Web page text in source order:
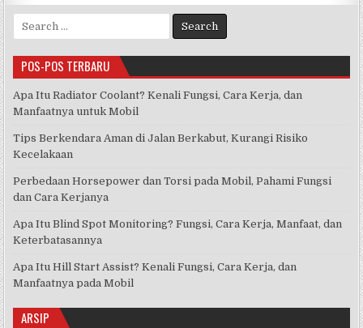
Search
for:
POS-POS TERBARU
Apa Itu Radiator Coolant? Kenali Fungsi, Cara Kerja, dan
Manfaatnya untuk Mobil
Tips Berkendara Aman di Jalan Berkabut, Kurangi Risiko
Kecelakaan
Perbedaan Horsepower dan Torsi pada Mobil, Pahami Fungsi
dan Cara Kerjanya
Apa Itu Blind Spot Monitoring? Fungsi, Cara Kerja, Manfaat, dan
Keterbatasannya
Apa Itu Hill Start Assist? Kenali Fungsi, Cara Kerja, dan
Manfaatnya pada Mobil
ARSIP